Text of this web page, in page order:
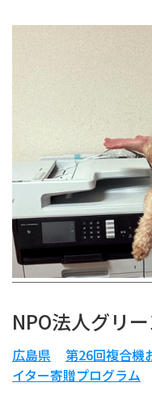
NPO法人グリ
広島県
第26回複合機
イター寄贈プログラム